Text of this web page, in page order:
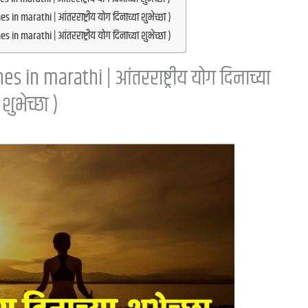
marathi | आंतरराष्ट्रीय योग दिनाच्या शुभेच्छा )
marathi | आंतरराष्ट्रीय योग दिनाच्या शुभेच्छा )
marathi | आंतरराष्ट्रीय योग दिनाच्या
शुभेच्छा )